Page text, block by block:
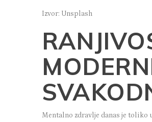
Izvor: Unsplash
Mentalno zdravlje danas je toliko